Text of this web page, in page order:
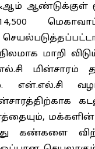
ஆண்டுக்குள்
மாறி
மின்சாரம்
என்.எல்.சி
மக்களின்
கண்களை